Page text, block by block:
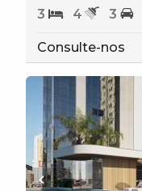
3 4 3
Consulte-nos